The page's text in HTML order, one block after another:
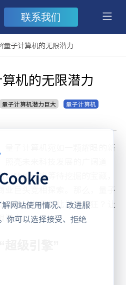
联系我们
量子计算机的无限潜力
机的无限潜力
量子计算机潜力巨大
量子计算机
量子计算机宛如一颗耀眼的新
亮未来科技发展的广阔道
犹如一座等待挖掘的宝藏，
业巨头竞相探索。那么，量子
，能让各界如此为之疯狂？让
潜力。
网站使用情况、改进服
你可以选择接受、拒绝